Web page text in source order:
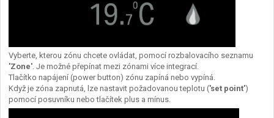
Vyberte, kterou zónu chcete ovládat, pomocí rozbalovacího seznamu
'Zone' . Je možné přepínat mezi zónami více integrací.
Tlačítko napájení (power button) zónu zapíná nebo vypíná.
Když je zóna zapnutá, lze nastavit požadovanou teplotu ('set point')
pomocí posuvníku nebo tlačítek plus a mínus.